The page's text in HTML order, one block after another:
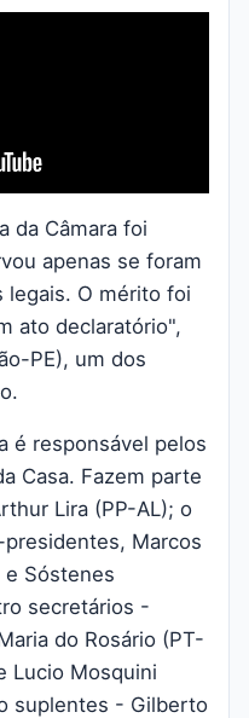
da Câmara foi
apenas se foram
legais. O mérito foi
ato declaratório",
PE), um dos
é responsável pelos
Casa. Fazem parte
Lira (PP-AL); o
Marcos
e Sóstenes
secretários -
do Rosário (PT-
Lucio Mosquini
suplentes - Gilberto